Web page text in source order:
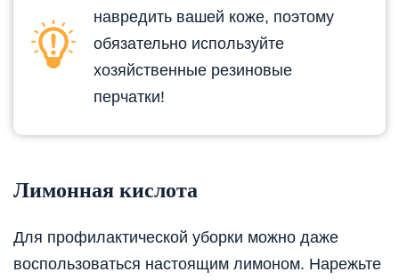
навредить вашей коже, поэтому
обязательно используйте
хозяйственные резиновые
перчатки!
Лимонная кислота
Для профилактической уборки можно даже
воспользоваться настоящим лимоном. Нарежьте